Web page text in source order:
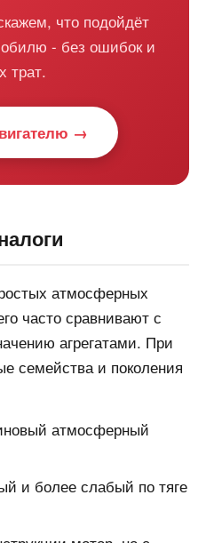
что подойдёт
- без ошибок и
трат.
→
атмосферных
часто сравнивают с
агрегатами. При
семейства и поколения
атмосферный
и более слабый по тяге